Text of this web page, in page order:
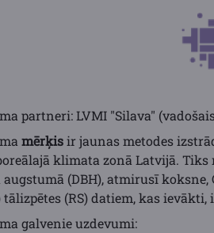
partneri: LVMI "Silava"
mērķisir jaunas metodes
klimata zonā Latvijā.
(DBH), atmirusī
tālizpētes (RS) datiem, kas
galvenie uzdevumi: